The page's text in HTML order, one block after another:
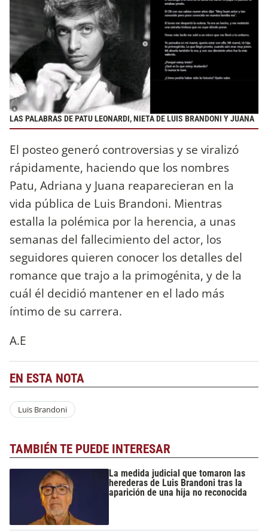
LAS PALABRAS DE PATU LEONARDI, NIETA DE LUIS BRANDONI Y JUANA
El posteo generó controversias y se viralizó
rápidamente, haciendo que los nombres
Patu, Adriana y Juana reaparecieran en la
vida pública de Luis Brandoni. Mientras
estalla la polémica por la herencia, a unas
semanas del fallecimiento del actor, los
seguidores quieren conocer los detalles del
romance que trajo a la primogénita, y de la
cuál él decidió mantener en el lado más
íntimo de su carrera.
A.E
EN ESTA NOTA
Luis Brandoni
TAMBIÉN TE PUEDE INTERESAR
La medida judicial que tomaron las
herederas de Luis Brandoni tras la
aparición de una hija no reconocida